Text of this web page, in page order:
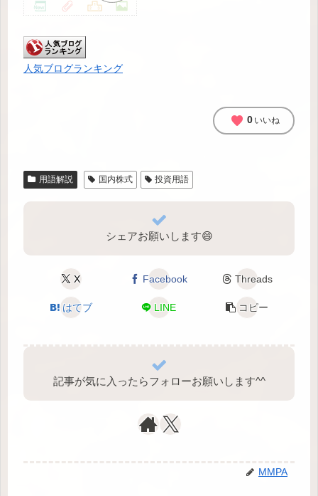
人気ブログランキング
favorite 0 いいね
用語解説 国内株式 投資用語
シェアお願いします😄
X Facebook Threads
はてブ LINE コピー
記事が気に入ったらフォローお願いします^⁠^⁠
MMPA